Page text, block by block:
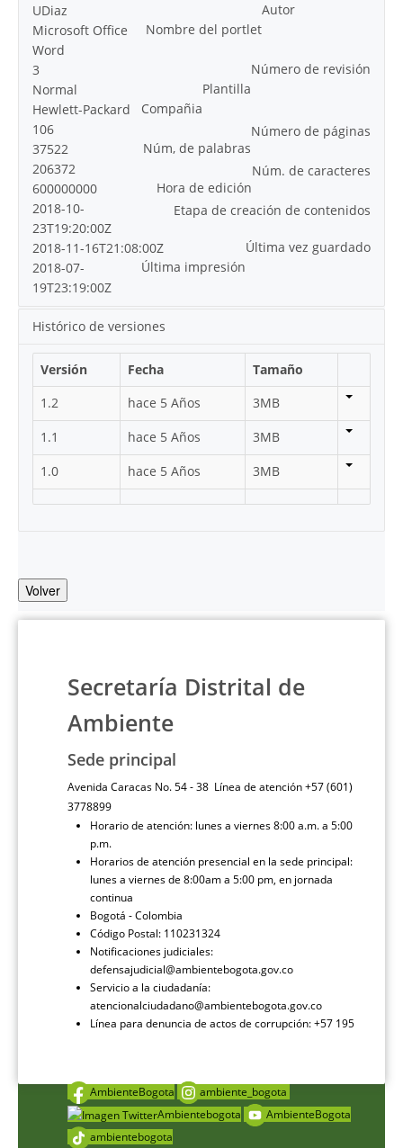
Autor
UDiaz
Nombre del portlet
Microsoft Office
Word
Número de revisión
3
Plantilla
Normal
Compañia
Hewlett-Packard
Número de páginas
106
Núm, de palabras
37522
Núm. de caracteres
206372
Hora de edición
600000000
Etapa de creación de contenidos
2018-10-
23T19:20:00Z
Última vez guardado
2018-11-16T21:08:00Z
Última impresión
2018-07-
19T23:19:00Z
Histórico de versiones
Versión Fecha
Tamaño
1.2
hace 5 Años
3MB
1.1
hace 5 Años
3MB
1.0
hace 5 Años 3MB
Volver
Secretaría Distrital de
Ambiente
Sede principal
Avenida Caracas No. 54 - 38 Línea de atención +57 (601)
3778899
Horario de atención: lunes a viernes 8:00 a.m. a 5:00
p.m.
Horarios de atención presencial en la sede principal:
lunes a viernes de 8:00am a 5:00 pm, en jornada
continua
Bogotá - Colombia
Código Postal: 110231324
Notificaciones judiciales:
defensajudicial@ambientebogota.gov.co
Servicio a la ciudadanía:
atencionalciudadano@ambientebogota.gov.co
Línea para denuncia de actos de corrupción: +57 195
AmbienteBogota
ambiente_bogota
Ambientebogota
AmbienteBogota
ambientebogota